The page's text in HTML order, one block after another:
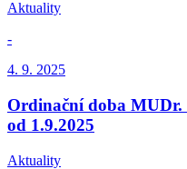
Aktuality
-
4. 9. 2025
Ordinační doba
od 1.9.2025
Aktuality